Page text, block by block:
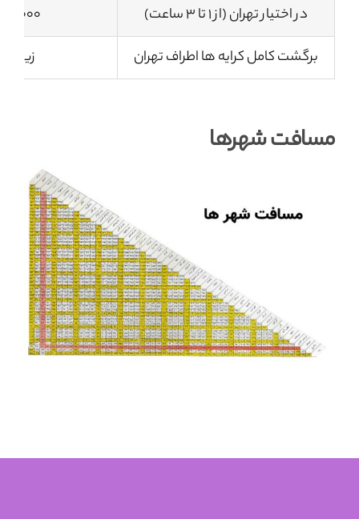
در اختیار تهران (از 1 تا 3 ساعت)
1500.000
برگشت کامل کرایه ها اطراف تهران
زیر 2،000،000
مسافت شهرها